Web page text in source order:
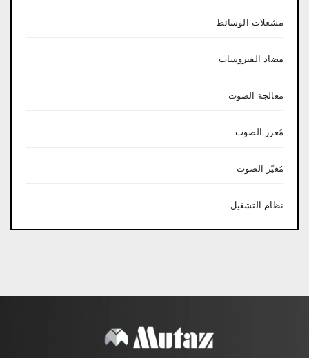
مشغلات الوسائط
مضاد الفيروسات
معالجة الصوت
مُعزز الصوت
مُغيّر الصوت
نظام التشغيل